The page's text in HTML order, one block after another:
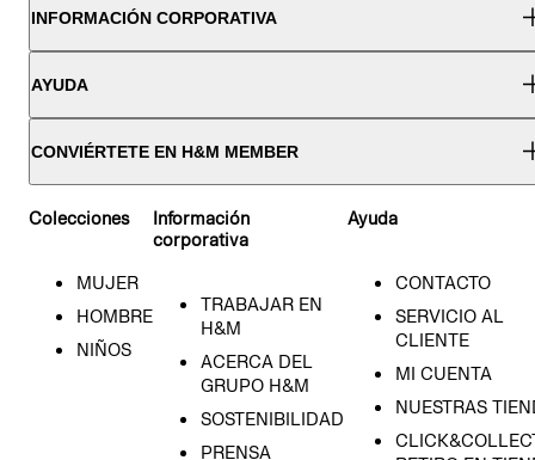
INFORMACIÓN CORPORATIVA
AYUDA
CONVIÉRTETE EN H&M MEMBER
Colecciones
MUJER
HOMBRE
NIÑOS
Información
corporativa
TRABAJAR EN
H&M
ACERCA DEL
GRUPO H&M
SOSTENIBILIDAD
PRENSA
Ayuda
CONTACTO
SERVICIO AL
CLIENTE
MI CUENTA
NUESTRAS